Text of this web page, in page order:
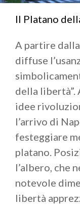
Il Platano
A partire
diffuse
della libertà”.
idee
l’arrivo di
festeggiare
platano.
l’albero, che
notevole
libertà